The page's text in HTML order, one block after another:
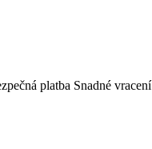
platba Snadné vracení